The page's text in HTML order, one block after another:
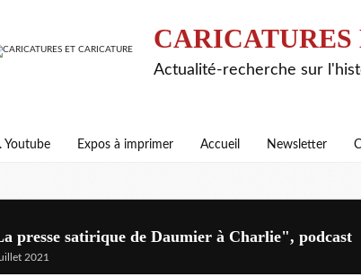
Actualité-recherche sur
Youtube Expos à imprimer Accueil Newsletter
presse satirique de Daumier à Charlie", podcast
2021